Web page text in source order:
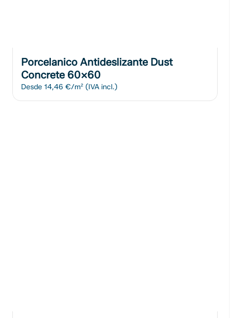
Porcelanico Antideslizante Dust
Concrete 60x60
Desde 14,46 €/m² (IVA incl.)